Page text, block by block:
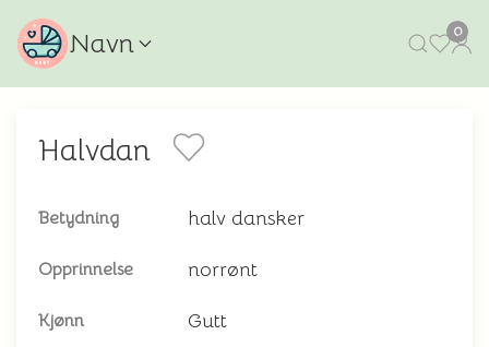
Navn 0
Halvdan
Betydning halv dansker
Opprinnelse norrønt
Kjønn Gutt